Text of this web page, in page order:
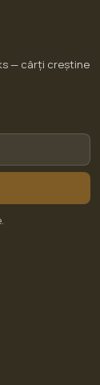
— cărți creștine